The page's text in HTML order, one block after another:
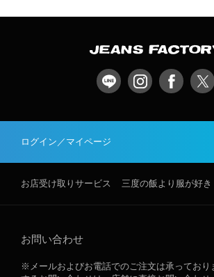
ログイン／マイページ
お店受け取りサービス 三度の飯より服が好き
お問い合わせ
※メールおよびお電話でのご注文は承っており